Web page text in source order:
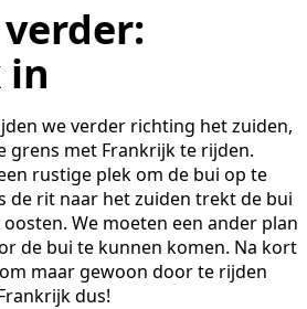
in
we verder richting het zuiden,
grens met Frankrijk te rijden.
rustige plek om de bui op te
de rit naar het zuiden trekt de bui
We moeten een ander plan
de bui te kunnen komen. Na kort
maar gewoon door te rijden
dus!